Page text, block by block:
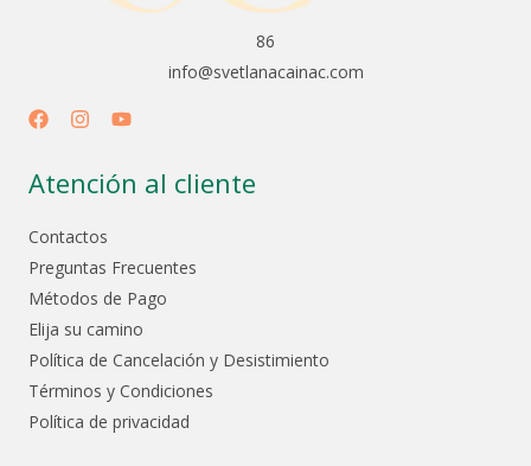
86
info@svetlanacainac.com
Atención al cliente
Contactos
Preguntas Frecuentes
Métodos de Pago
Elija su camino
Política de Cancelación y Desistimiento
Términos y Condiciones
Política de privacidad